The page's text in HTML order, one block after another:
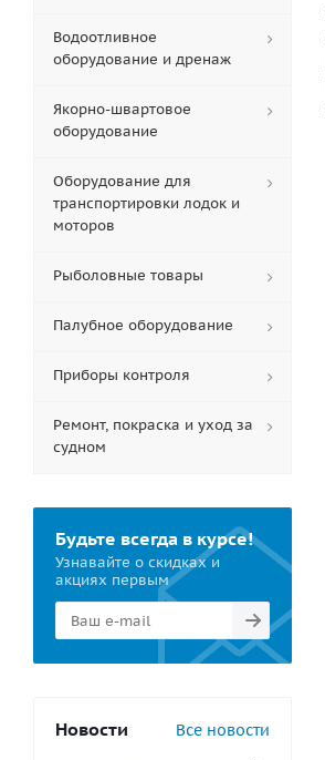
Водоотливное
оборудование и дренаж
Якорно-швартовое
оборудование
Оборудование для
транспортировки лодок и
моторов
Рыболовные товары
Палубное оборудование
Приборы контроля
Ремонт, покраска и уход за
судном
Будьте всегда в курсе!
Узнавайте о скидках и
акциях первым
Новости Все новости